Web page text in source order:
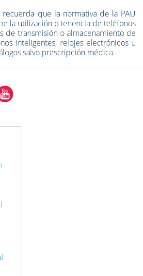
recuerda que la normativa de la PAU
la utilización o tenencia de teléfonos
de transmisión o almacenamiento de
inteligentes, relojes electrónicos u
salvo prescripción médica.